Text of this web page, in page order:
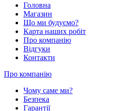
Головна
Магазин
Що ми будуємо?
Карта наших робіт
Про компанію
Відгуки
Контакти
Про компанію
Чому саме ми?
Безпека
Гарантії